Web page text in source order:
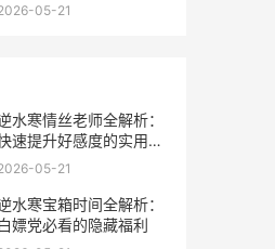
05-21
水寒情丝老师全解析：
速提升好感度的实用技
05-21
水寒宝箱时间全解析：
白嫖党必看的隐藏福利